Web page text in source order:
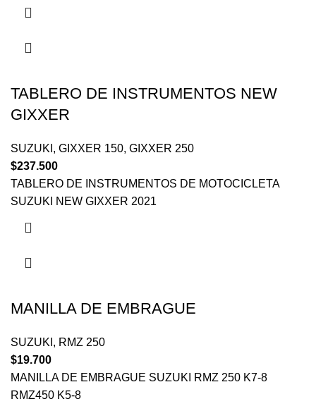
TABLERO DE INSTRUMENTOS NEW
GIXXER
SUZUKI , GIXXER 150, GIXXER 250
$237.500
TABLERO DE INSTRUMENTOS DE MOTOCICLETA
SUZUKI NEW GIXXER 2021
MANILLA DE EMBRAGUE
SUZUKI , RMZ 250
$19.700
MANILLA DE EMBRAGUE SUZUKI RMZ 250 K7-8
RMZ450 K5-8